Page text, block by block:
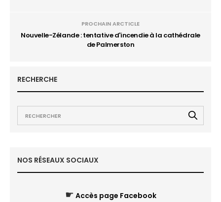
PROCHAIN ARCTICLE
Nouvelle-Zélande : tentative d'incendie à la cathédrale
de Palmerston
RECHERCHE
NOS RÉSEAUX SOCIAUX
☛ Accès page Facebook